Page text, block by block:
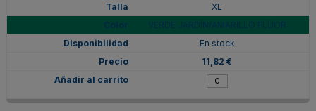
XL
En stock
11,82 €